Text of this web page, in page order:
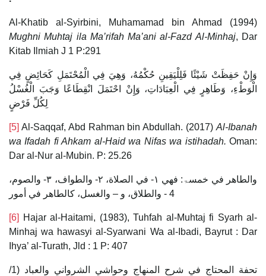
Al-Khatib al-Syirbini, Muhamamad bin Ahmad (1994)
Mughni Muhtaj ila Ma’rifah Ma’ani al-Fazd Al-Minhaj, Dar
Kitab Ilmiah J 1 P:291
وَإِنْ حَفِظَتْ شَيْئًا فَلِلْيَقِينِ حُكْمُهُ، وَهِيَ فِي الْمُحْتَمَلِ كَحَائِضٍ فِي
الْوَطْءِ، وَطَاهِرٍ فِي الْعِبَادَاتِ، وَإِنْ احْتَمَلَ انْقِطَاعًا وَجَبَ الْغُسْلُ
لِكُلِّ فَرْضٍ
[5] Al-Saqqaf, Abd Rahman bin Abdullah. (2017) Al-Ibanah
wa Ifadah fi Ahkam al-Haid wa Nifas wa istihadah. Oman:
Dar al-Nur al-Mubin. P: 25.26
والطاهر في خمسۃ: فهي ۱- في الصلاة، ۲- والطواف، ۳- والصوم،
4 - والطلاق، و – والغسل، كالطاهر في أمور
[6]
Hajar al-Haitami, (1983), Tuhfah al-Muhtaj fi Syarh al-
Minhaj wa hawasyi al-Syarwani Wa al-Ibadi, Bayrut : Dar
Ihya’ al-Turath, Jld : 1 P: 407
تحفة المحتاج في شرح المنهاج وحواشي الشرواني والعباد (1/